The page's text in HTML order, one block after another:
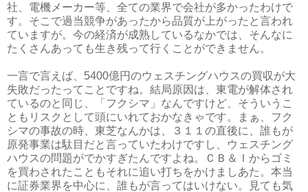
社、電機メーカー等、全ての業界で会社が多かったわけで
す。そこで過当競争があったから品質が上がったと言われ
ていますが。今の経済が成熟しているなかでは、そんなに
たくさんあっても生き残って行くことができません。
一言で言えば、5400億円のウェスチングハウスの買収が大
失敗だったってことですね。結局原因は、東電が解体され
ているのと同じ、「フクシマ」なんですけど、そういうこ
ともリスクとして頭にいれておかなきゃです。まぁ、フク
シマの事故の時、東芝なんかは、３１１の直後に、誰もが
原発事業は駄目だと言っていたわけですし、ウェスチング
ハウスの問題がでかすぎたんですよね。ＣＢ＆Ｉからゴミ
を買わされたこともそれに追い打ちをかけましあた。本当
に証券業界を中心に、誰もが言ってはいけない。見ても気